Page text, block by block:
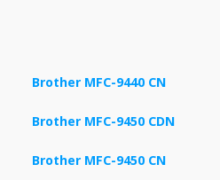
Brother MFC-9440 CN
Brother MFC-9450 CDN
Brother MFC-9450 CN